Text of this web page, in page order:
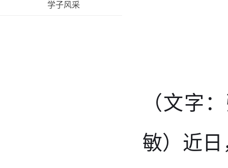
学子风采
（文字
敏） 近日